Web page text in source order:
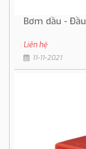
Bơm dầu -
Liên hệ
11-11-2021